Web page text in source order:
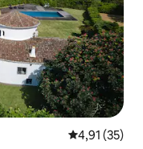
Évaluation
4,91 (35)